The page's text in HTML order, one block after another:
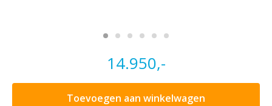
14.950,-
Toevoegen aan winkelwagen